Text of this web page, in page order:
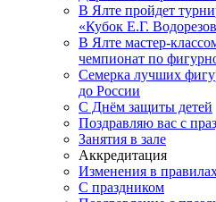
В Ялте пройдет
«Кубок Е.Г.
В Ялте мастер-
чемпионат по
Семерка лучших
до России
С Днём защиты детей
Поздравляю вас с
Занятия в зале
Аккредитация
Изменения в
С праздником